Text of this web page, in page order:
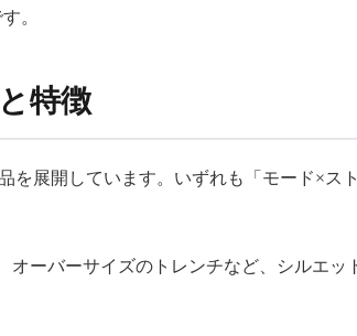
。
特徴
を展開しています。いずれも「モード×
オーバーサイズのトレンチなど、シルエ